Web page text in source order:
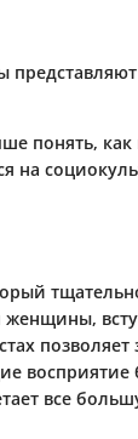
понять,
на
женщины,
позволяет
восприятие
все